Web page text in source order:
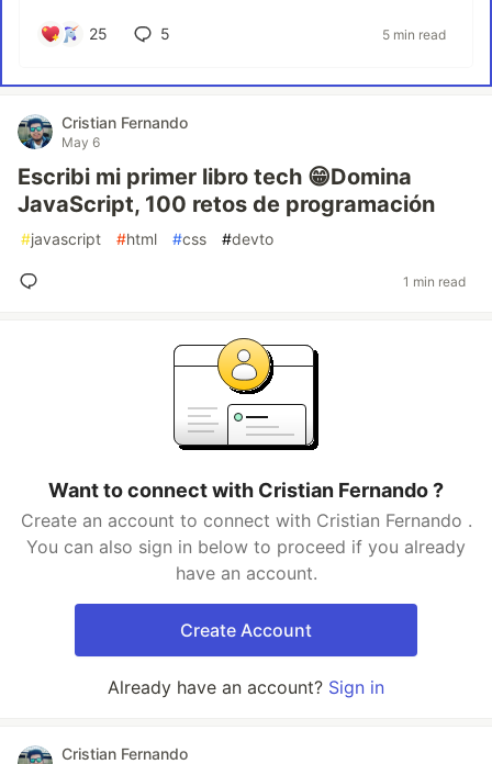
25 5 5 min read
Cristian Fernando
May 6
Escribi mi primer libro tech 😁Domina
JavaScript, 100 retos de programación
#javascript #html #css #devto
1 min read
Want to connect with Cristian Fernando ?
Create an account to connect with Cristian Fernando .
You can also sign in below to proceed if you already
have an account.
Create Account
Already have an account? Sign in
Cristian Fernando